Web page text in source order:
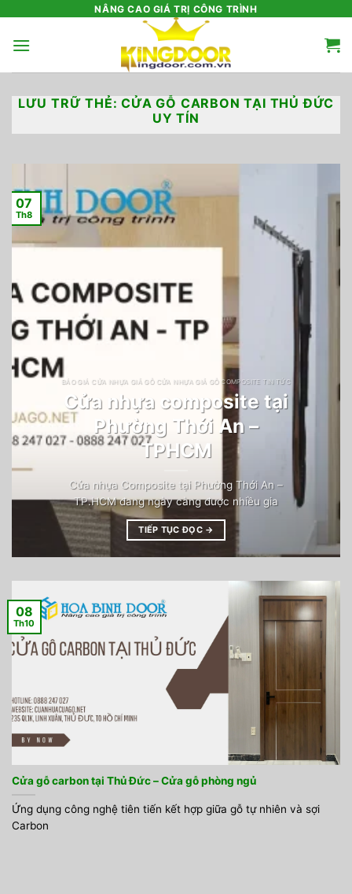
nội
NÂNG CAO GIÁ TRỊ CÔNG TRÌNH
LƯU TRỮ THẺ:CỬA GỖ CARBON TẠI THỦ ĐỨC
UY TÍN
BÁO GIÁ CỬA NHỰA GIẢ GỖ CỬA NHỰA GIẢ GỖ COMPOSITE TIN TỨC
Cửa nhựa composite tại
Phường Thới An –
TPHCM
Cửa nhựa Composite tại Phường Thới An –
TP.HCM đang ngày càng được nhiều gia
TIẾP TỤC ĐỌC →
07
Th8
Cửa gỗ carbon tại Thủ Đức – Cửa gỗ phòng ngủ
Ứng dụng công nghệ tiên tiến kết hợp giữa gỗ tự nhiên và sợi
Carbon
08
Th10